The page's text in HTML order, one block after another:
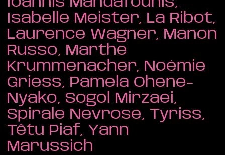
Isabelle Meister, La Ribot,
Laurence Wagner, Manon
Russo, Marthe
Krummenacher, Noémie
Griess, Pamela Ohene-
Nyako, Sogol Mirzaei,
Spirale Nevrose, Tyriss,
Têtu Piaf, Yann
Marussich